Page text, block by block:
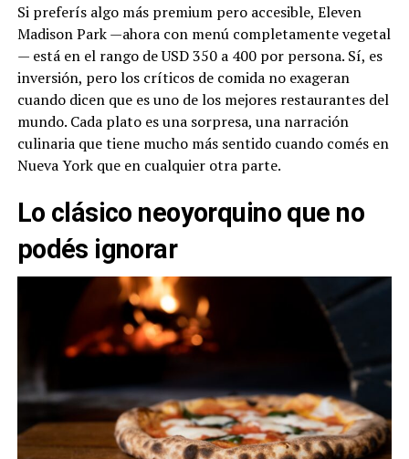
Si preferís algo más premium pero accesible, Eleven
Madison Park —ahora con menú completamente vegetal
— está en el rango de USD 350 a 400 por persona. Sí, es
inversión, pero los críticos de comida no exageran
cuando dicen que es uno de los mejores restaurantes del
mundo. Cada plato es una sorpresa, una narración
culinaria que tiene mucho más sentido cuando comés en
Nueva York que en cualquier otra parte.
Lo clásico neoyorquino que no
podés ignorar